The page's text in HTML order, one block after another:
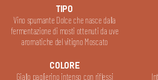
TIPO
Vino spumante Dolce che nasce dalla
fermentazione di mosti ottenuti da uve
aromatiche del vitigno Moscato
COLORE
Giallo paglierino intenso con riflessi